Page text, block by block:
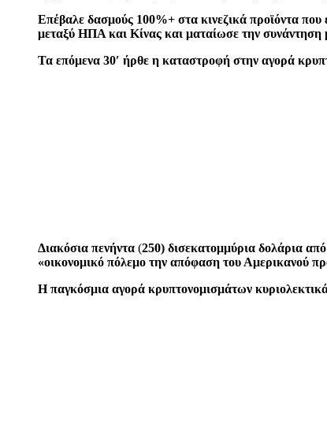
Επέβαλε δασμούς 100%+ στα κινεζικά προϊόντα που
μεταξύ ΗΠΑ και Κίνας και ματαίωσε την συνάντηση
Τα επόμενα 30′ ήρθε η καταστροφή στην αγορά
Διακόσια πενήντα (250) δισεκατομμύρια δολάρια
«οικονομικό πόλεμο την απόφαση του Αμερικανού
Η παγκόσμια αγορά κρυπτονομισμάτων